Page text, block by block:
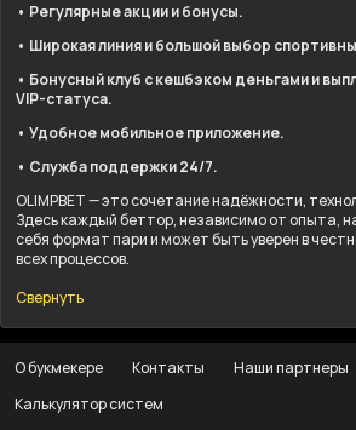
• Регулярные акции и бонусы.
• Широкая линия и большой выбор
• Бонусный клуб с кешбэком деньгами и
VIP-статуса.
• Удобное мобильное приложение.
• Служба поддержки 24/7.
OLIMPBET — это сочетание надёжности,
Здесь каждый беттор, независимо от опыта,
себя формат пари и может быть уверен в
всех процессов.
Свернуть
О букмекере Контакты Наши партнеры
Калькулятор систем